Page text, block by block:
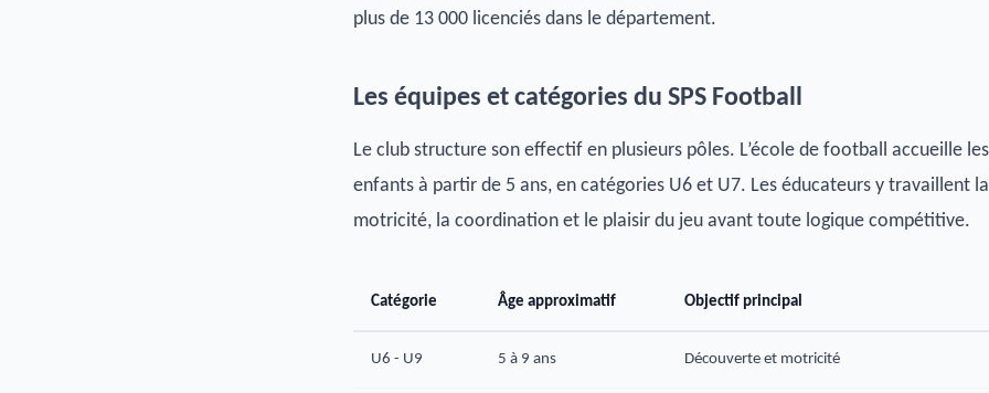
plus de 13 000 licenciés dans le département.
Les équipes et catégories du SPS Football
Le club structure son effectif en plusieurs pôles. L’école de football accueille les
enfants à partir de 5 ans, en catégories U6 et U7. Les éducateurs y travaillent la
motricité, la coordination et le plaisir du jeu avant toute logique compétitive.
Catégorie Âge approximatif Objectif principal
U6 - U9 5 à 9 ans Découverte et motricité